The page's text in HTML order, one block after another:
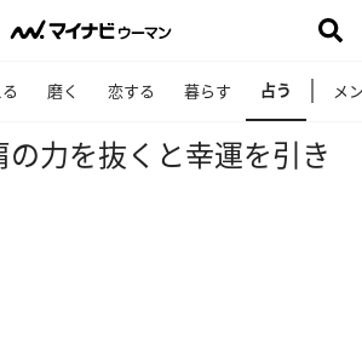
磨く 恋する 暮らす 占う メ
の力を抜くと幸運を引き